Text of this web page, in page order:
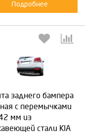
Подробнее
заднего бампера
с перемычками
мм из
стали KIA